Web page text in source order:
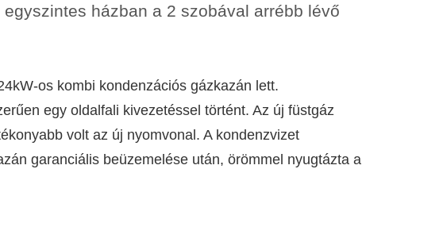
házban a 2 szobával arrébb lévő
os kombi kondenzációs gázkazán lett.
egy oldalfali kivezetéssel történt. Az új füstgáz
volt az új nyomvonal. A kondenzvizet
garanciális beüzemelése után, örömmel nyugtázta a